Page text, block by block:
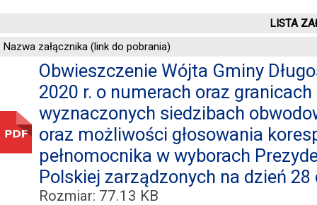
LISTA
Nazwa załącznika (link do pobrania)
Obwieszczenie Wójta Gminy
2020 r. o numerach oraz
wyznaczonych siedzibach
oraz możliwości głosowania
pełnomocnika w wyborach
Polskiej zarządzonych na dzień 28
Rozmiar: 77.13 KB